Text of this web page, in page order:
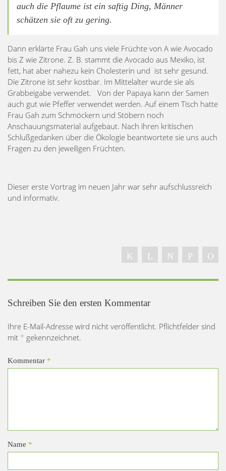
auch die Pflaume ist ein saftig Ding, Männer
schätzen sie oft zu gering.
Dann erklärte Frau Gah uns viele Früchte von A wie Avocado
bis Z wie Zitrone. Z. B. stammt die Avocado aus Mexiko, ist
fett, hat aber nahezu kein Cholesterin und ist sehr gesund.
Die Zitrone ist sehr kostbar. Im Mittelalter wurde sie als
Grabbeigabe verwendet. Von der Papaya kann der Samen
auch gut wie Pfeffer verwendet werden. Auf einem Tisch hatte
Frau Gah zum Schmöckern und Stöbern noch
Anschauungsmaterial aufgebaut. Nach ihren kritischen
Schlußgedanken über die Ökologie beantwortete sie uns auch
Fragen zu den jeweiligen Früchten.
Dieser erste Vortrag im neuen Jahr war sehr aufschlussreich
und informativ.
Schreiben Sie den ersten Kommentar
Ihre E-Mail-Adresse wird nicht veröffentlicht. Pflichtfelder sind
mit * gekennzeichnet.
Kommentar *
Name *